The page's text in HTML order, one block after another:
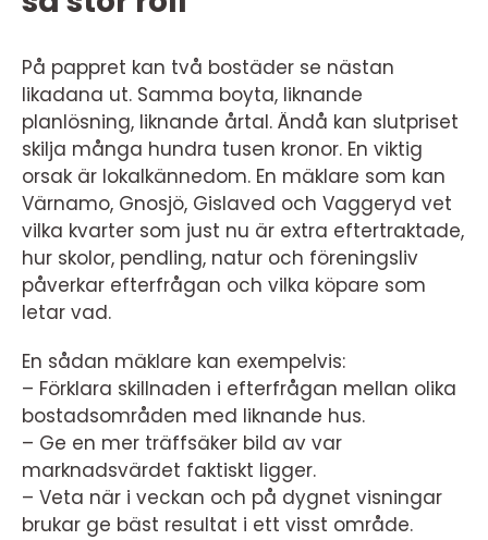
På pappret kan två bostäder se nästan
likadana ut. Samma boyta, liknande
planlösning, liknande årtal. Ändå kan slutpriset
skilja många hundra tusen kronor. En viktig
orsak är lokalkännedom. En mäklare som kan
Värnamo, Gnosjö, Gislaved och Vaggeryd vet
vilka kvarter som just nu är extra eftertraktade,
hur skolor, pendling, natur och föreningsliv
påverkar efterfrågan och vilka köpare som
letar vad.
En sådan mäklare kan exempelvis:
– Förklara skillnaden i efterfrågan mellan olika
bostadsområden med liknande hus.
– Ge en mer träffsäker bild av var
marknadsvärdet faktiskt ligger.
– Veta när i veckan och på dygnet visningar
brukar ge bäst resultat i ett visst område.